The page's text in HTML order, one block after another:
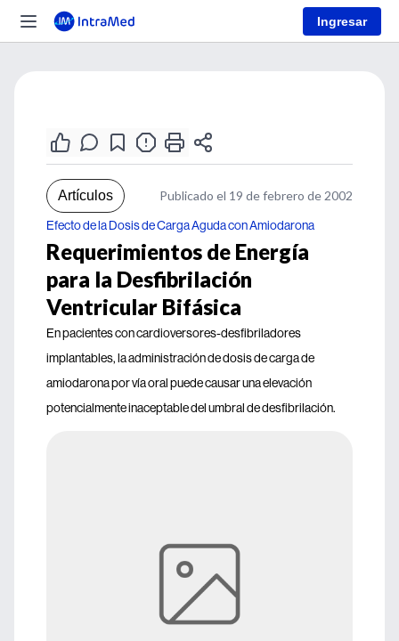
Ingresar
Artículos Publicado el 19 de febrero de 2002
Efecto de la Dosis de Carga Aguda con Amiodarona
Requerimientos de Energía
para la Desfibrilación
Ventricular Bifásica
En pacientes con cardioversores-desfibriladores
implantables, la administración de dosis de carga de
amiodarona por vía oral puede causar una elevación
potencialmente inaceptable del umbral de desfibrilación.